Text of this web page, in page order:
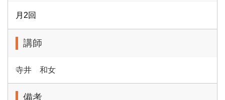
月2回
講師
寺井 和女
備考